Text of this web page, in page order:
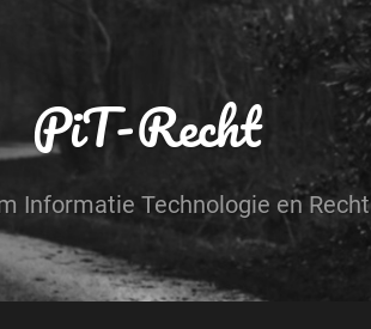
PiT-Recht
Informatie Technologie en Recht